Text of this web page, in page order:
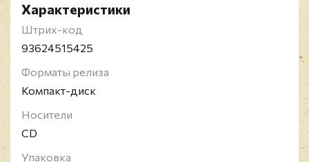
годы. В звучании присутствуют многочисленные
танцевальные и хип-хоп элементы, вокал также
претерпел изменения: Мадонна больше шептала,
альбом стал первой записью, начиная с
дебютного альбома Мадонны, композиции с
которой не попали на верхние строки чартов США
и Великобритании. Во многих рецензиях альбом
Характеристики
Штрих-код
93624515425
Форматы релиза
Компакт-диск
Носители
CD
Упаковка